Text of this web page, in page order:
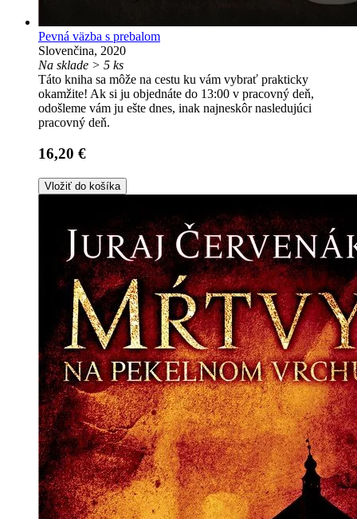
Pevná väzba s prebalom
Slovenčina, 2020
Na sklade > 5 ks
Táto kniha sa môže na cestu ku vám vybrať prakticky
okamžite! Ak si ju objednáte do 13:00 v pracovný deň,
odošleme vám ju ešte dnes, inak najneskôr nasledujúci
pracovný deň.
16,20 €
Vložiť do košíka